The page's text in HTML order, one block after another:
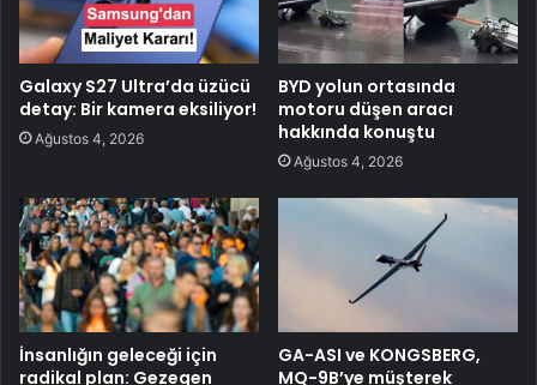
Galaxy S27 Ultra’da üzücü
detay: Bir kamera eksiliyor!
Ağustos 4, 2026
BYD yolun ortasında
motoru düşen aracı
hakkında konuştu
Ağustos 4, 2026
İnsanlığın geleceği için
radikal plan: Gezegen
GA-ASI ve KONGSBERG,
MQ-9B’ye müşterek